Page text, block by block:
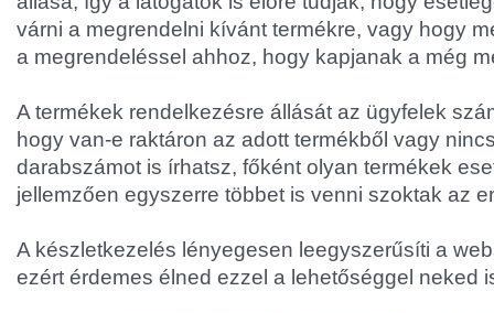
várni a megrendelni kívánt termékre, vagy hogy
a megrendeléssel ahhoz, hogy kapjanak a még
A termékek rendelkezésre állását az ügyfelek
hogy van-e raktáron az adott termékből vagy
darabszámot is írhatsz, főként olyan termékek
jellemzően egyszerre többet is venni szoktak az
A készletkezelés lényegesen leegyszerűsíti a
ezért érdemes élned ezzel a lehetőséggel neked